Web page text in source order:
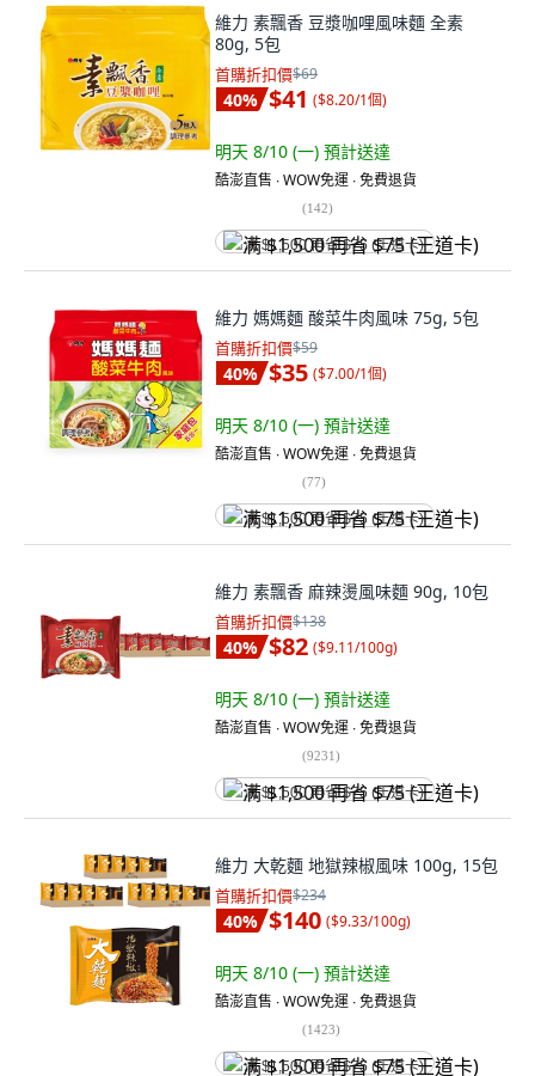
維力 素飄香 豆漿咖哩風味麵 全素
80g, 5包
首購折扣價$69
40% $41 ($8.20/1個)
明天 8/10 (一) 預計送達
酷澎直售 ∙ WOW免運 ∙ 免費退貨
(142)
满 $1,500 再省 $75 (王道卡)
維力 媽媽麵 酸菜牛肉風味 75g, 5包
首購折扣價$59
40% $35 ($7.00/1個)
明天 8/10 (一) 預計送達
酷澎直售 ∙ WOW免運 ∙ 免費退貨
(77)
满 $1,500 再省 $75 (王道卡)
維力 素飄香 麻辣燙風味麵 90g, 10包
首購折扣價$138
40% $82 ($9.11/100g)
明天 8/10 (一) 預計送達
酷澎直售 ∙ WOW免運 ∙ 免費退貨
(9231)
满 $1,500 再省 $75 (王道卡)
維力 大乾麵 地獄辣椒風味 100g, 15包
首購折扣價$234
40% $140 ($9.33/100g)
明天 8/10 (一) 預計送達
酷澎直售 ∙ WOW免運 ∙ 免費退貨
(1423)
满 $1,500 再省 $75 (王道卡)